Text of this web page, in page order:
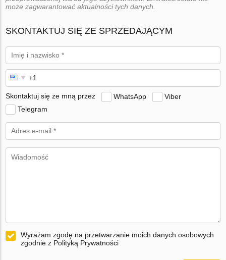
może zagwarantować aktualności tych danych.
SKONTAKTUJ SIĘ ZE SPRZEDAJĄCYM
Skontaktuj się ze mną przez WhatsApp
Viber
Telegram
Wyrażam zgodę na przetwarzanie moich danych osobowych
zgodnie z Polityką Prywatności